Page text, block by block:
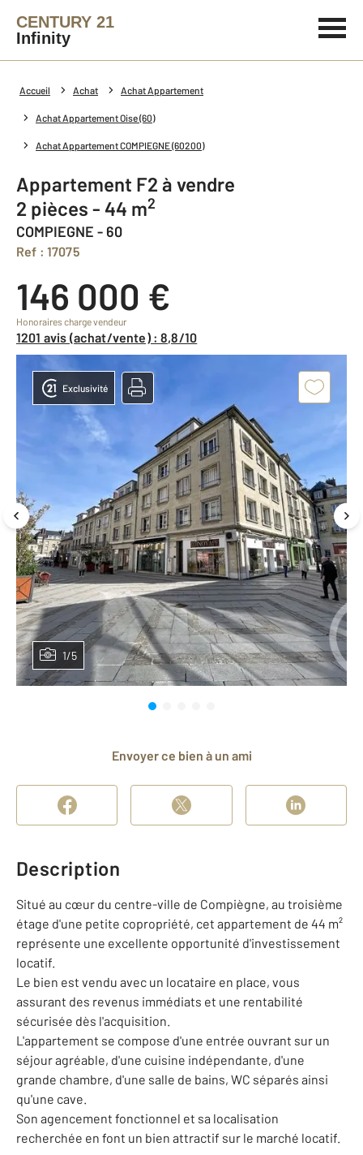
CENTURY 21
Infinity
Accueil Achat Achat Appartement
Achat Appartement Oise (60)
Achat Appartement COMPIEGNE (60200)
Appartement F2 à vendre
2 pièces - 44 m2
COMPIEGNE - 60
Ref : 17075
146 000 €
Honoraires charge vendeur
1201 avis (achat/vente) : 8,8/10
1/5
Exclusivité
Envoyer ce bien à un ami
Description
Situé au cœur du centre-ville de Compiègne, au troisième
étage d'une petite copropriété, cet appartement de 44 m²
représente une excellente opportunité d'investissement
locatif.
Le bien est vendu avec un locataire en place, vous
assurant des revenus immédiats et une rentabilité
sécurisée dès l'acquisition.
L'appartement se compose d'une entrée ouvrant sur un
séjour agréable, d'une cuisine indépendante, d'une
grande chambre, d'une salle de bains, WC séparés ainsi
qu'une cave.
Son agencement fonctionnel et sa localisation
recherchée en font un bien attractif sur le marché locatif.